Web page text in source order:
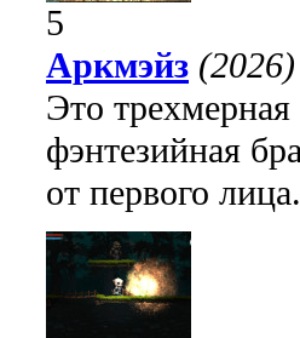
5
Аркмэйз (2026)
Это трехмерная
фэнтезийная
от первого лица.